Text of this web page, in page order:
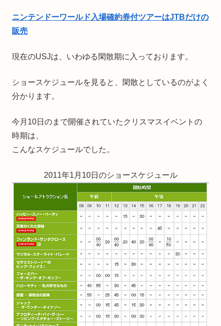
ニンテンドーワールド入場確約券付ツアーはJTBだけの
販売
現在のUSJは、いわゆる閑散期に入っております。
ショースケジュールを見ると、閑散としているのがよく
分かります。
今月10日のまで開催されていたクリスマスイベントの
時期は、
こんなスケジュールでした。
2011年1月10日のショースケジュール